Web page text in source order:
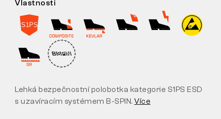
Vlastnosti
Lehká bezpečnostní polobotka kategorie S1PS ESD
s uzavíracím systémem B-SPIN. Více